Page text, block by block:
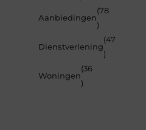
Aanbiedingen
(78
)
Dienstverlening
(47
)
Woningen
(36
)